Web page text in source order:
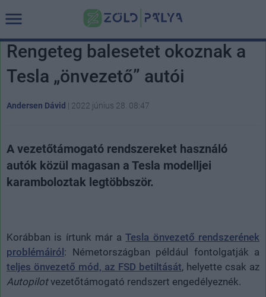
Rengeteg balesetet okoznak a
Tesla „önvezető” autói
Andersen Dávid | 2022 június 28. 08:47
A vezetőtámogató rendszereket használó
autók közül magasan a Tesla modelljei
karamboloztak legtöbbször.
Korábban is írtunk már aTesla önvezető rendszerének
problémáiról : Németországban például fontolgatják a
teljes önvezető mód, az FSD betiltását, helyette csak az
Autopilotvezetőtámogató rendszert engedélyeznék.